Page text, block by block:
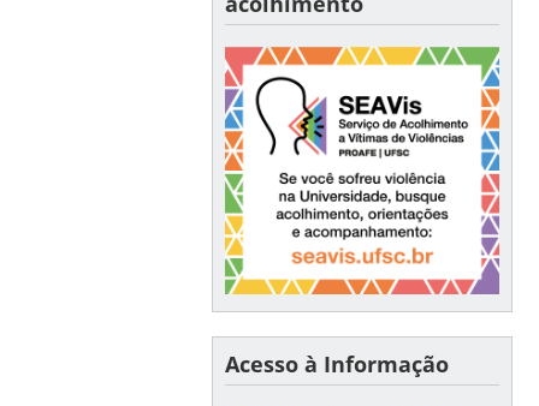
Acesso à Informação